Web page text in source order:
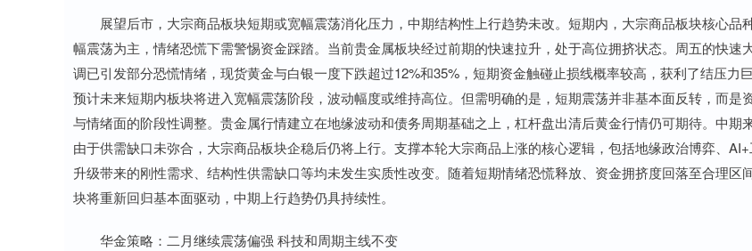
展望后市，大宗商品板块短期或宽幅震荡消化压力，中期结构性上行趋势未改。短期内，大宗商品板块核心品
幅震荡为主，情绪恐慌下需警惕资金踩踏。当前贵金属板块经过前期的快速拉升，处于高位拥挤状态。周五的快速
调已引发部分恐慌情绪，现货黄金与白银一度下跌超过12%和35%，短期资金触碰止损线概率较高，获利了结压力巨
预计未来短期内板块将进入宽幅震荡阶段，波动幅度或维持高位。但需明确的是，短期震荡并非基本面反转，而是
与情绪面的阶段性调整。贵金属行情建立在地缘波动和债务周期基础之上，杠杆盘出清后黄金行情仍可期待。中期
由于供需缺口未弥合，大宗商品板块企稳后仍将上行。支撑本轮大宗商品上涨的核心逻辑，包括地缘政治博弈、
升级带来的刚性需求、结构性供需缺口等均未发生实质性改变。随着短期情绪恐慌释放、资金拥挤度回落至合理区
块将重新回归基本面驱动，中期上行趋势仍具持续性。
华金策略：二月继续震荡偏强 科技和周期主线不变